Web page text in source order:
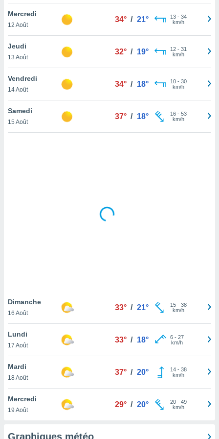
votre
à
en
le
notre
que
et que
Mercredi
12 Août
34° / 21° 13- 34
km/h
Jeudi
13 Août
32° / 19° 12- 31
km/h
Vendredi
14 Août
34° / 18° 10- 30
km/h
Samedi
15 Août
37° / 18° 16- 53
km/h
Dimanche
16 Août
33° / 21° 15- 38
km/h
Lundi
17 Août
33° / 18° 6- 27
km/h
Mardi
18 Août
37° / 20° 14- 38
km/h
Mercredi
19 Août
29° / 20° 20- 49
km/h
Graphiques météo